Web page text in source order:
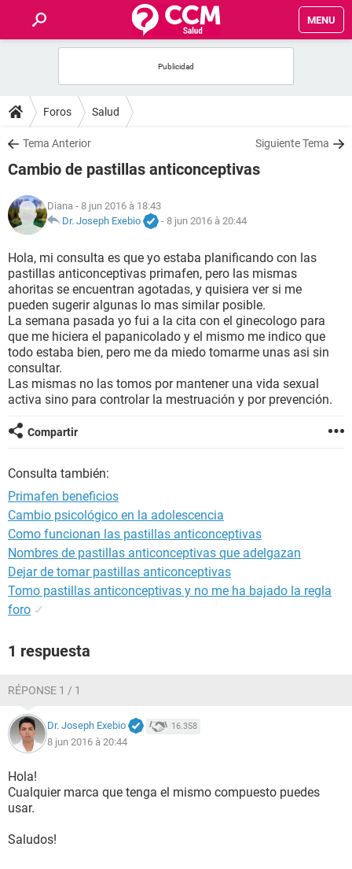
MENU
FORUMS
SALUD
NUTRICIÓN
BIENESTAR
SEXUALIDAD
GLOSARIO
Foros Salud
Tema Anterior Siguiente Tema
Cambio de pastillas anticonceptivas
Diana - 8 jun 2016 à 18:43
Dr. Joseph Exebio
- 8 jun 2016 à 20:44
Hola, mi consulta es que yo estaba planificando con las
pastillas anticonceptivas primafen, pero las mismas
ahoritas se encuentran agotadas, y quisiera ver si me
pueden sugerir algunas lo mas similar posible.
La semana pasada yo fui a la cita con el ginecologo para
que me hiciera el papanicolado y el mismo me indico que
todo estaba bien, pero me da miedo tomarme unas asi sin
consultar.
Las mismas no las tomos por mantener una vida sexual
activa sino para controlar la mestruación y por prevención.
Compartir
Consulta también:
Primafen beneficios
Cambio psicológico en la adolescencia
Como funcionan las pastillas anticonceptivas
Nombres de pastillas anticonceptivas que adelgazan
Dejar de tomar pastillas anticonceptivas
Tomo pastillas anticonceptivas y no me ha bajado la regla
foro ✓
1 respuesta
RÉPONSE 1 / 1
Dr. Joseph Exebio 16.358
8 jun 2016 à 20:44
Hola!
Cualquier marca que tenga el mismo compuesto puedes
usar.
Saludos!